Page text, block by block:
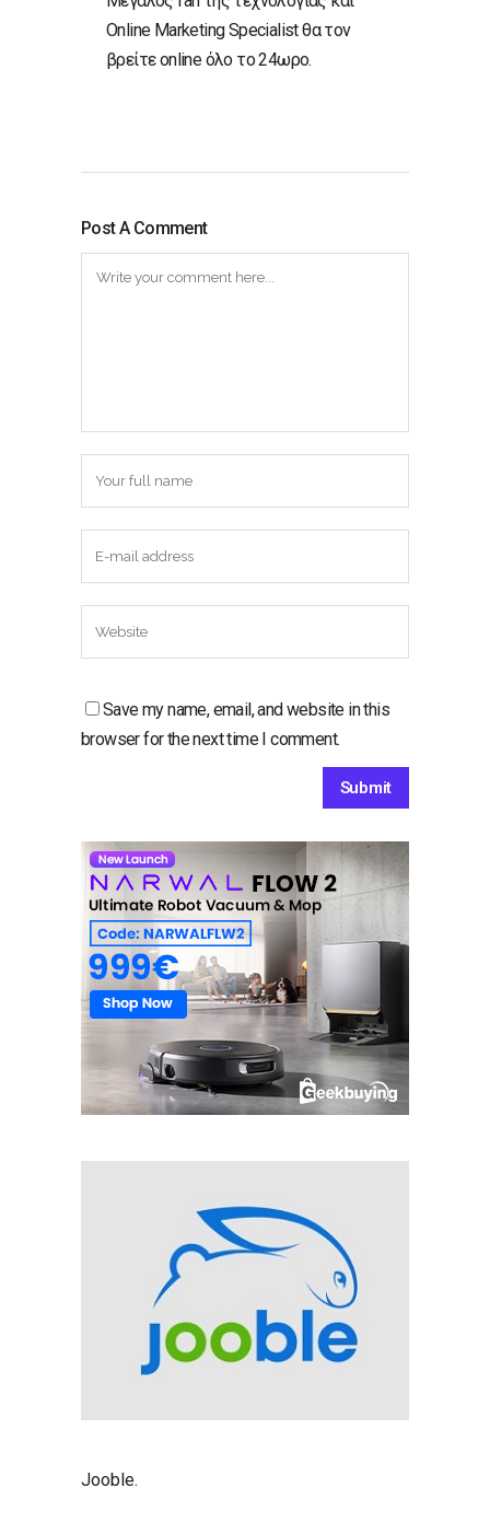
Online Marketing Specialist θα τον
βρείτε online όλο το 24ωρο.
Post A Comment
Save my name, email, and website in this
browser for the next time I comment.
Jooble.